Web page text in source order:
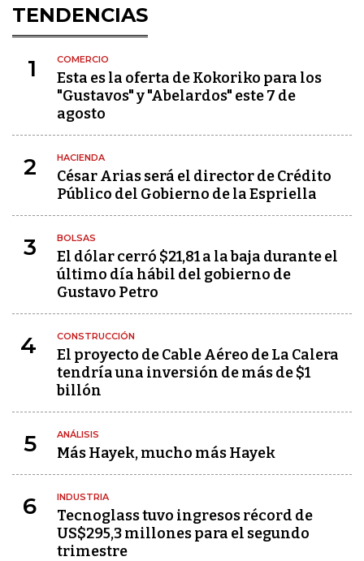
TENDENCIAS
1 COMERCIO
Esta es la oferta de Kokoriko para los
"Gustavos" y "Abelardos" este 7 de
agosto
2 HACIENDA
César Arias será el director de Crédito
Público del Gobierno de la Espriella
3 BOLSAS
El dólar cerró $21,81 a la baja durante el
último día hábil del gobierno de
Gustavo Petro
4 CONSTRUCCIÓN
El proyecto de Cable Aéreo de La Calera
tendría una inversión de más de $1
billón
5 ANÁLISIS
Más Hayek, mucho más Hayek
6 INDUSTRIA
Tecnoglass tuvo ingresos récord de
US$295,3 millones para el segundo
trimestre